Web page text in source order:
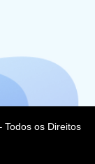
os Direitos